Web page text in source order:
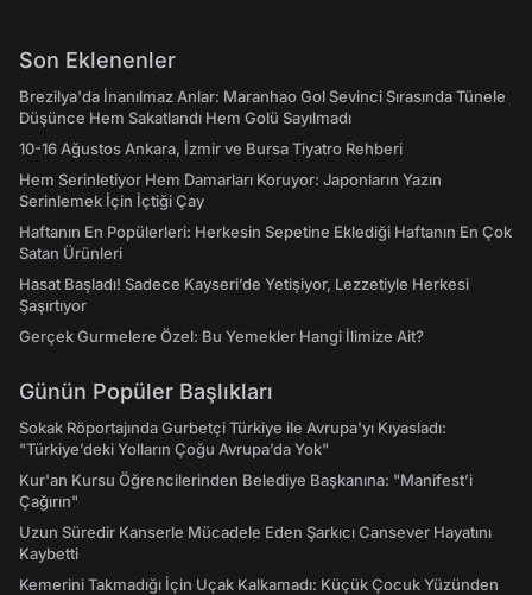
Son Eklenenler
Brezilya'da İnanılmaz Anlar: Maranhao Gol Sevinci Sırasında Tünele
Düşünce Hem Sakatlandı Hem Golü Sayılmadı
10-16 Ağustos Ankara, İzmir ve Bursa Tiyatro Rehberi
Hem Serinletiyor Hem Damarları Koruyor: Japonların Yazın
Serinlemek İçin İçtiği Çay
Haftanın En Popülerleri: Herkesin Sepetine Eklediği Haftanın En Çok
Satan Ürünleri
Hasat Başladı! Sadece Kayseri’de Yetişiyor, Lezzetiyle Herkesi
Şaşırtıyor
Gerçek Gurmelere Özel: Bu Yemekler Hangi İlimize Ait?
Günün Popüler Başlıkları
Sokak Röportajında Gurbetçi Türkiye ile Avrupa'yı Kıyasladı:
"Türkiye’deki Yolların Çoğu Avrupa’da Yok"
Kur'an Kursu Öğrencilerinden Belediye Başkanına: "Manifest’i
Çağırın"
Uzun Süredir Kanserle Mücadele Eden Şarkıcı Cansever Hayatını
Kaybetti
Kemerini Takmadığı İçin Uçak Kalkamadı: Küçük Çocuk Yüzünden